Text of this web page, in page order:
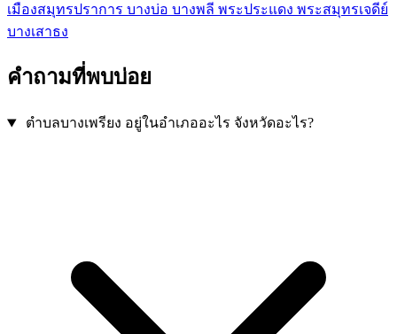
เมืองสมุทรปราการ บางบ่อ บางพลี พระประแดง พระสมุทรเจดีย์
บางเสาธง
คำถามที่พบบ่อย
ตำบลบางเพรียง อยู่ในอำเภออะไร จังหวัดอะไร?